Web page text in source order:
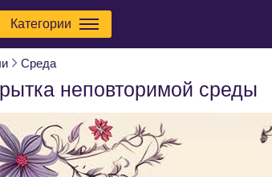
Категории
Среда
неповторимой среды